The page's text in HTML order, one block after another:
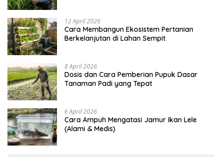
12 April 2026
Cara Membangun Ekosistem Pertanian
Berkelanjutan di Lahan Sempit
8 April 2026
Dosis dan Cara Pemberian Pupuk Dasar
Tanaman Padi yang Tepat
6 April 2026
Cara Ampuh Mengatasi Jamur Ikan Lele
(Alami & Medis)